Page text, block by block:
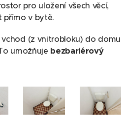
pro uložení všech věcí,
přímo v bytě.
(z vnitrobloku) do domu
umožňuje bezbariérový